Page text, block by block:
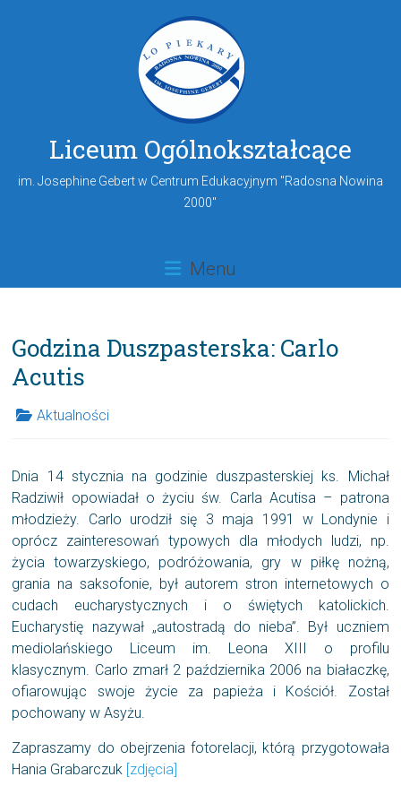
Liceum Ogólnokształcące
im. Josephine Gebert w Centrum Edukacyjnym "Radosna Nowina
2000"
Menu
Godzina Duszpasterska: Carlo
Acutis
Aktualności
Dnia 14 stycznia na godzinie duszpasterskiej ks. Michał
Radziwił opowiadał o życiu św. Carla Acutisa – patrona
młodzieży. Carlo urodził się 3 maja 1991 w Londynie i
oprócz zainteresowań typowych dla młodych ludzi, np.
życia towarzyskiego, podróżowania, gry w piłkę nożną,
grania na saksofonie, był autorem stron internetowych o
cudach eucharystycznych i o świętych katolickich.
Eucharystię nazywał „autostradą do nieba”. Był uczniem
mediolańskiego Liceum im. Leona XIII o profilu
klasycznym. Carlo zmarł 2 października 2006 na białaczkę,
ofiarowując swoje życie za papieża i Kościół. Został
pochowany w Asyżu.
Zapraszamy do obejrzenia fotorelacji, którą przygotowała
Hania Grabarczuk [zdjęcia]